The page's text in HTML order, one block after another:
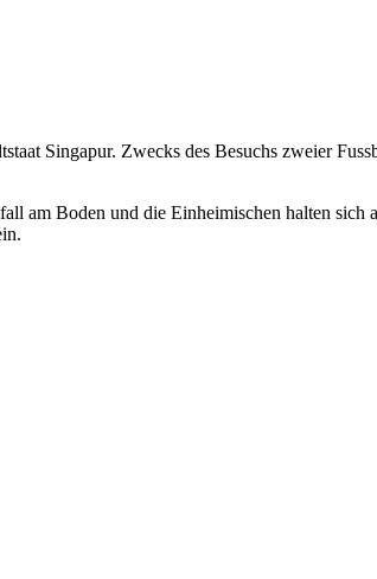
Singapur. Zwecks des Besuchs zweier
am Boden und die Einheimischen halten